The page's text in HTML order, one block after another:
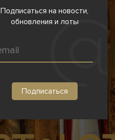
Подписаться на новости,
обновления и лоты